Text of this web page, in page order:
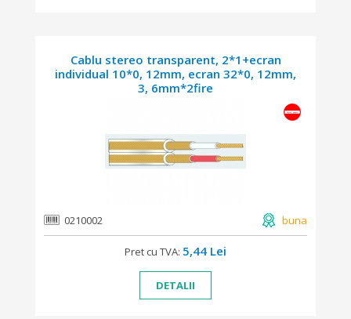
Cablu stereo transparent, 2*1+ecran
individual 10*0, 12mm, ecran 32*0, 12mm,
3, 6mm*2fire
0210002 buna
Pret cu TVA: 5,44 Lei
DETALII